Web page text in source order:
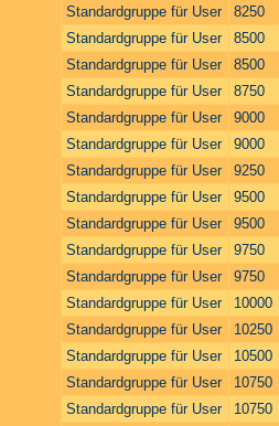
Standardgruppe für User
8250
Standardgruppe für User
8500
Standardgruppe für User
8500
Standardgruppe für User
8750
Standardgruppe für User
9000
Standardgruppe für User
9000
Standardgruppe für User
9250
Standardgruppe für User
9500
Standardgruppe für User
9500
Standardgruppe für User
9750
Standardgruppe für User
9750
Standardgruppe für User
10000
Standardgruppe für User
10250
Standardgruppe für User
10500
Standardgruppe für User
10750
Standardgruppe für User
10750